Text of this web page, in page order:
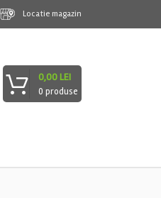
Locatie magazin
0 produse
0,00LEI